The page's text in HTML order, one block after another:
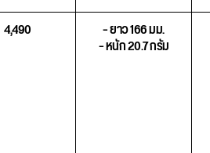
4,490 – ยาว 166 มม.
– หนัก 20.7 กรัม